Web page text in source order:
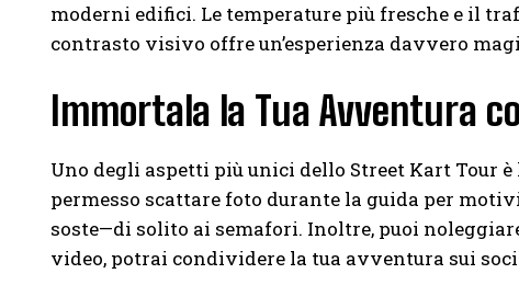
moderni edifici. Le temperature più fresche e il
contrasto visivo offre un’esperienza davvero
Immortala la Tua Avventura
Uno degli aspetti più unici dello Street Kart Tour
permesso scattare foto durante la guida per
soste—di solito ai semafori. Inoltre, puoi
video, potrai condividere la tua avventura sui